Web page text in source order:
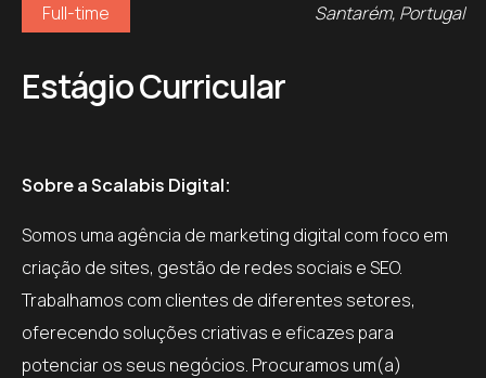
Full-time Santarém, Portugal
Estágio Curricular
Sobre a Scalabis Digital:
Somos uma agência de marketing digital com foco em
criação de sites, gestão de redes sociais e SEO.
Trabalhamos com clientes de diferentes setores,
oferecendo soluções criativas e eficazes para
potenciar os seus negócios. Procuramos um(a)